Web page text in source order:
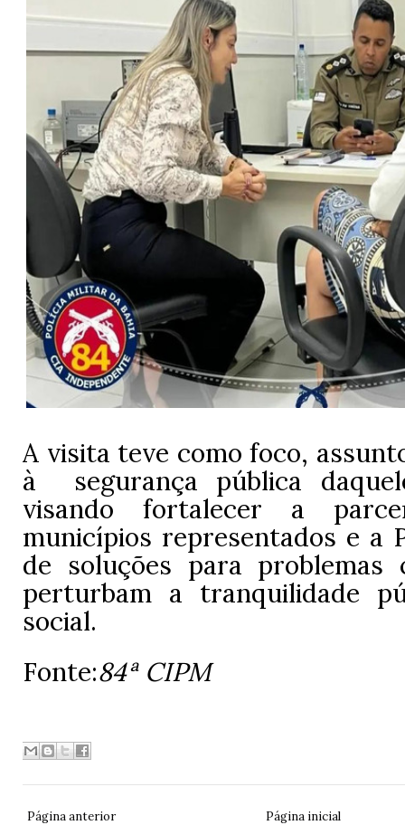
A visita teve como foco,
à segurança pública
visando fortalecer a
municípios representados e a
de soluções para problemas
perturbam a tranquilidade
social.
Fonte:84ª CIPM
Página anterior Página inicial